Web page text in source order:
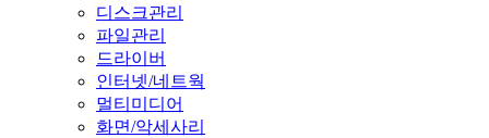
디스크관리
파일관리
드라이버
인터넷/네트웍
멀티미디어
화면/악세사리